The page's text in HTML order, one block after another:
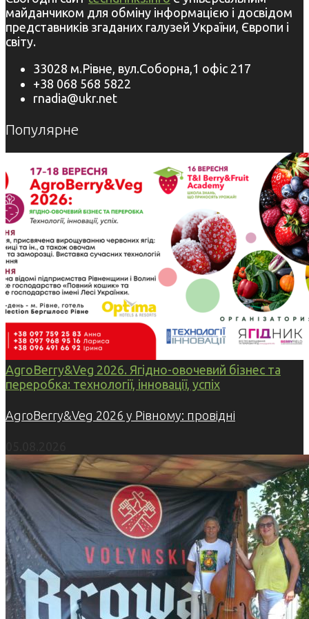
майданчиком для обміну інформацією і досвідом
представників згаданих галузей України, Європи і
світу.
33028 м.Рівне, вул.Соборна,1 офіс 217
+38 068 568 5822
rnadia@ukr.net
Популярне
AgroBerry&Veg 2026. Ягідно-овочевий бізнес та
переробка: технології, інновації, успіх
AgroBerry&Veg 2026 у Рівному: провідні